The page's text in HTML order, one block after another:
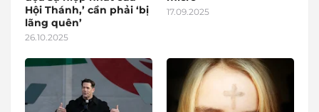
Hội Thánh,’ cần phải ‘bị
lãng quên’
26.10.2025
17.09.2025